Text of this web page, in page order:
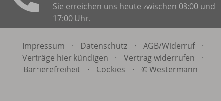
Sie erreichen uns heute zwischen 08:00 und
17:00 Uhr.
Impressum · Datenschutz · AGB/Widerruf
·
Verträge hier kündigen
· Vertrag widerrufen
·
Barrierefreiheit
· Cookies · © Westermann